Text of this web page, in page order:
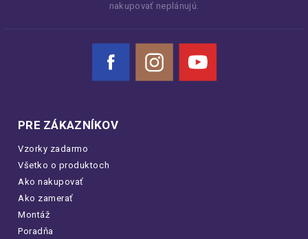
nakupovať neplánujú.
Facebook Instagram YouTube
PRE ZÁKAZNÍKOV
Vzorky zadarmo
Všetko o produktoch
Ako nakupovať
Ako zamerať
Montáž
Poradňa